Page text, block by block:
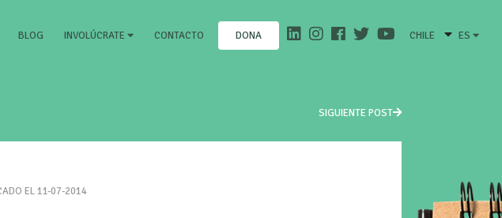
BLOG INVOLÚCRATE CONTACTO DONA CHILE ES
SIGUIENTE POST
EL 11-07-2014